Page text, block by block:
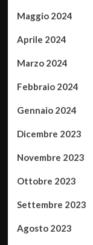
Maggio 2024
Aprile 2024
Marzo 2024
Febbraio 2024
Gennaio 2024
Dicembre 2023
Novembre 2023
Ottobre 2023
Settembre 2023
Agosto 2023